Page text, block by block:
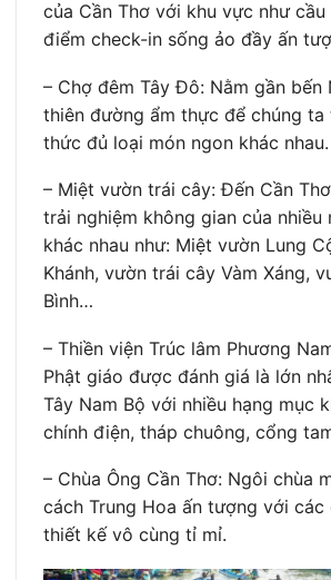
của Cần Thơ với khu vực như cầu
điểm check-in sống ảo đầy ấn
– Chợ đêm Tây Đô: Nằm gần bến
thiên đường ẩm thực để chúng ta
thức đủ loại món ngon khác nhau.
– Miệt vườn trái cây: Đến Cần
trải nghiệm không gian của nhiều
khác nhau như: Miệt vườn Lung
Khánh, vườn trái cây Vàm Xáng,
Bình…
– Thiền viện Trúc lâm Phương
Phật giáo được đánh giá là lớn
Tây Nam Bộ với nhiều hạng mục
chính điện, tháp chuông, cổng
– Chùa Ông Cần Thơ: Ngôi chùa
cách Trung Hoa ấn tượng với
thiết kế vô cùng tỉ mỉ.